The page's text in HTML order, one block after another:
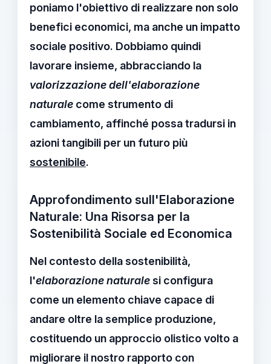
poniamo l'obiettivo di realizzare non solo
benefici economici, ma anche un impatto
sociale positivo. Dobbiamo quindi
lavorare insieme, abbracciando la
valorizzazione dell'elaborazione
naturale come strumento di
cambiamento, affinché possa tradursi in
azioni tangibili per un futuro più
sostenibile.
Approfondimento sull'Elaborazione
Naturale: Una Risorsa per la
Sostenibilità Sociale ed Economica
Nel contesto dellasostenibilità,
l'elaborazione naturalesi configura
come un elemento chiave capace di
andare oltre la semplice produzione,
costituendo un approccio olistico volto a
migliorare il nostro rapporto con